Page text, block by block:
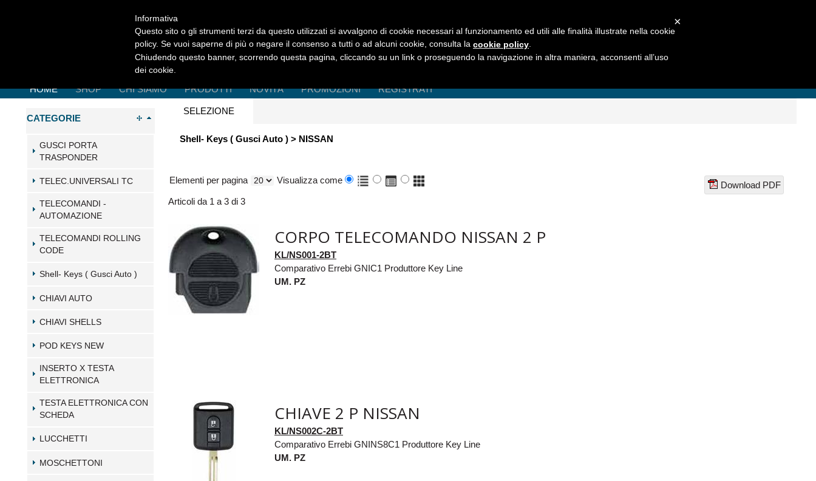
HOME SHOP CHI SIAMO PRODOTTI NOVITÀ PROMOZIONI REGISTRATI
CATEGORIE
GUSCI PORTA
TRASPONDER
TELEC.UNIVERSALI TC
TELECOMANDI -
AUTOMAZIONE
TELECOMANDI ROLLING
CODE
Shell- Keys ( Gusci Auto )
CHIAVI AUTO
CHIAVI SHELLS
POD KEYS NEW
INSERTO X TESTA
ELETTRONICA
TESTA ELETTRONICA CON
SCHEDA
LUCCHETTI
MOSCHETTONI
SELEZIONE
Shell- Keys ( Gusci Auto ) > NISSAN
Elementi per pagina Visualizza come
Download PDF
Articoli da 1 a 3 di 3
CORPO TELECOMANDO NISSAN 2 P
KL/NS001-2BT
Comparativo Errebi GNIC1 Produttore Key Line
UM. PZ
CHIAVE 2 P NISSAN
KL/NS002C-2BT
Comparativo Errebi GNINS8C1 Produttore Key Line
UM. PZ
×
Informativa
Questo sito o gli strumenti terzi da questo utilizzati si avvalgono di cookie necessari al funzionamento ed utili alle finalità illustrate nella cookie
policy. Se vuoi saperne di più o negare il consenso a tutti o ad alcuni cookie, consulta la cookie policy
Chiudendo questo banner, scorrendo questa pagina, cliccando su un link o proseguendo la navigazione in altra maniera, acconsenti all’uso
dei cookie.